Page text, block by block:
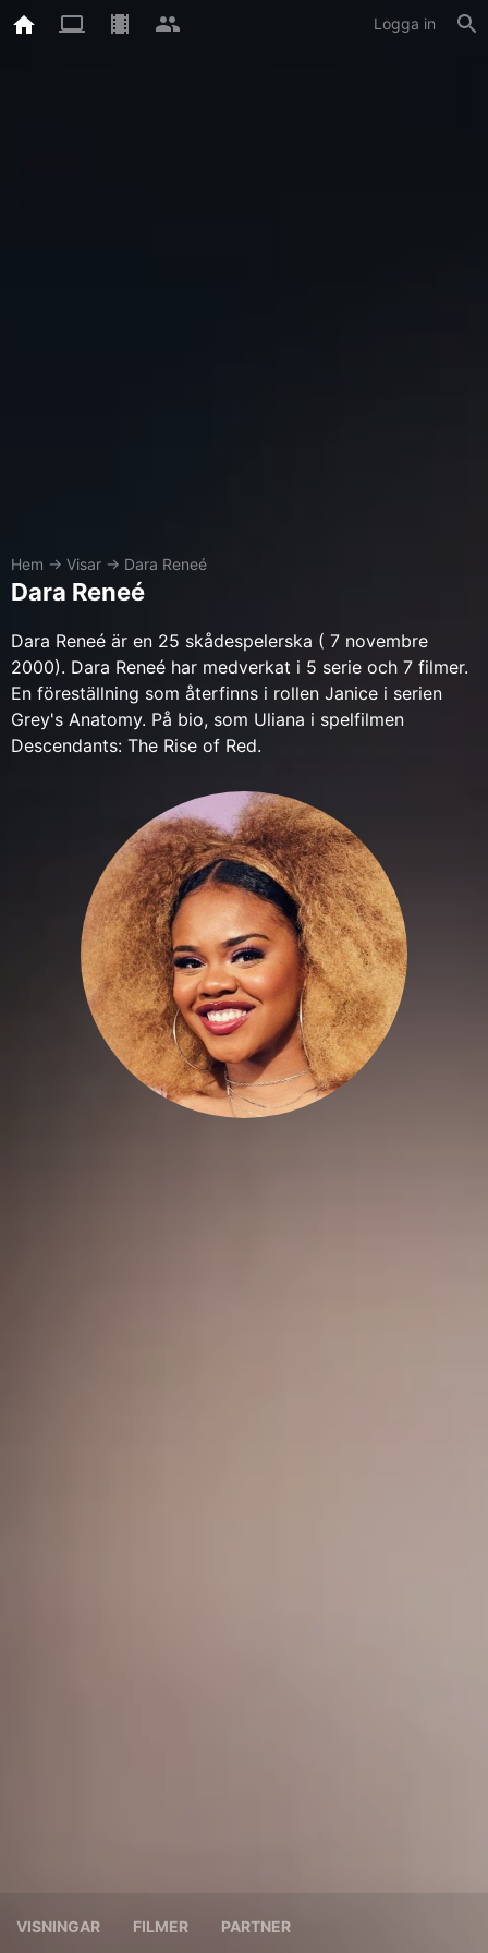
Logga in
Hem → Visar → Dara Reneé
Dara Reneé
Dara Reneé är en 25 skådespelerska ( 7 novembre
2000). Dara Reneé har medverkat i 5 serie och 7 filmer.
En föreställning som återfinns i rollen Janice i serien
Grey's Anatomy. På bio, som Uliana i spelfilmen
Descendants: The Rise of Red.
VISNINGAR FILMER PARTNER